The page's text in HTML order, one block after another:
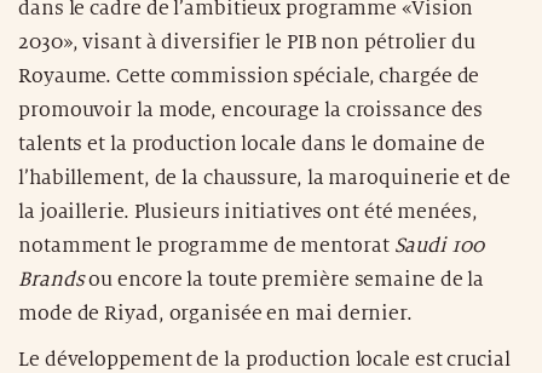
dans le cadre de l’ambitieux programme «Vision
2030», visant à diversifier le PIB non pétrolier du
Royaume. Cette commission spéciale, chargée de
promouvoir la mode, encourage la croissance des
talents et la production locale dans le domaine de
l’habillement, de la chaussure, la maroquinerie et de
la joaillerie. Plusieurs initiatives ont été menées,
notamment le programme de mentorat Saudi 100
Brandsou encore la toute première semaine de la
mode de Riyad, organisée en mai dernier.
Le développement de la production locale est crucial